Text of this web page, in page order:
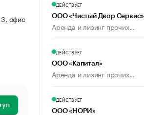
3, офис
ДЕЙСТВУЕТ
ООО «Чистый Двор Сервис»
Аренда и лизинг прочих...
ДЕЙСТВУЕТ
ООО «Капитал»
Аренда и лизинг прочих...
ДЕЙСТВУЕТ
ООО «НОРИ»